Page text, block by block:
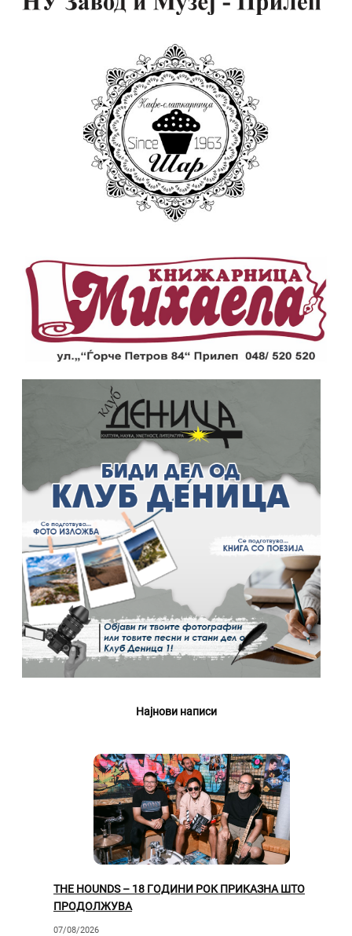
Најнови написи
THE HOUNDS – 18 ГОДИНИ РОК ПРИКАЗНА ШТО
ПРОДОЛЖУВА
07/08/2026